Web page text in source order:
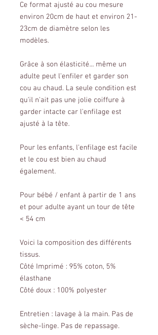
Ce format ajusté au cou mesure
environ 20cm de haut et environ 21-
23cm de diamètre selon les
modèles.
Grâce à son élasticité... même un
adulte peut l'enfiler et garder son
cou au chaud. La seule condition est
qu'il n'ait pas une jolie coiffure à
garder intacte car l'enfilage est
ajusté à la tête.
Pour les enfants, l'enfilage est facile
et le cou est bien au chaud
également.
Pour bébé / enfant à partir de 1 ans
et pour adulte ayant un tour de tête
< 54 cm
Voici la composition des différents
tissus.
Côté Imprimé : 95% coton, 5%
élasthane
Côté doux : 100% polyester
Entretien : lavage à la main. Pas de
sèche-linge. Pas de repassage.